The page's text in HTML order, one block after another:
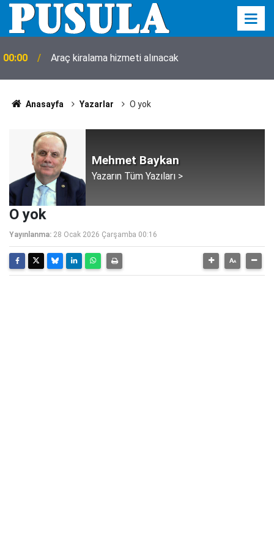
00:00 Araç kiralama hizmeti alınacak
Anasayfa Yazarlar O yok
Mehmet Baykan
Yazarın Tüm Yazıları >
O yok
Yayınlanma: 28 Ocak 2026 Çarşamba 00:16